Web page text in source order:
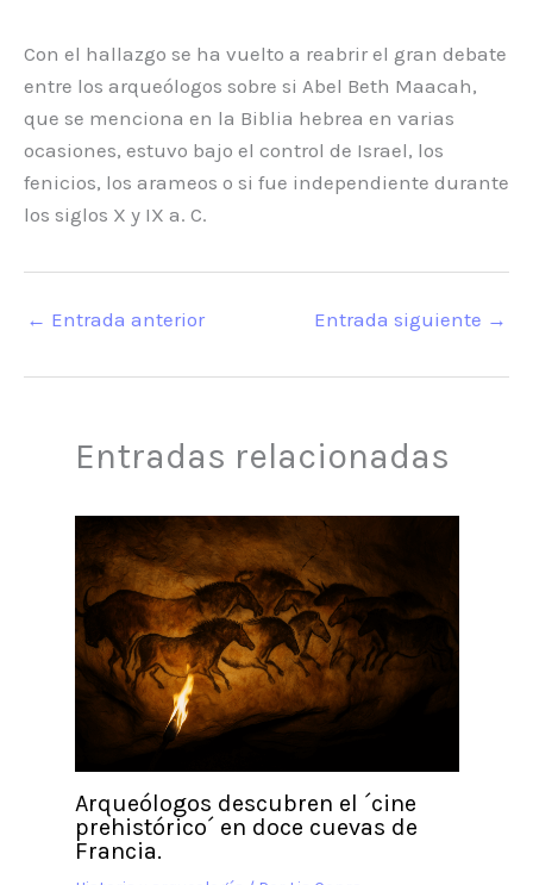
Con el hallazgo se ha vuelto a reabrir el gran debate
entre los arqueólogos sobre si Abel Beth Maacah,
que se menciona en la Biblia hebrea en varias
ocasiones, estuvo bajo el control de Israel, los
fenicios, los arameos o si fue independiente durante
los siglos X y IX a. C.
← Entrada anterior Entrada siguiente →
Entradas relacionadas
Arqueólogos descubren el ´cine
prehistórico´ en doce cuevas de
Francia.